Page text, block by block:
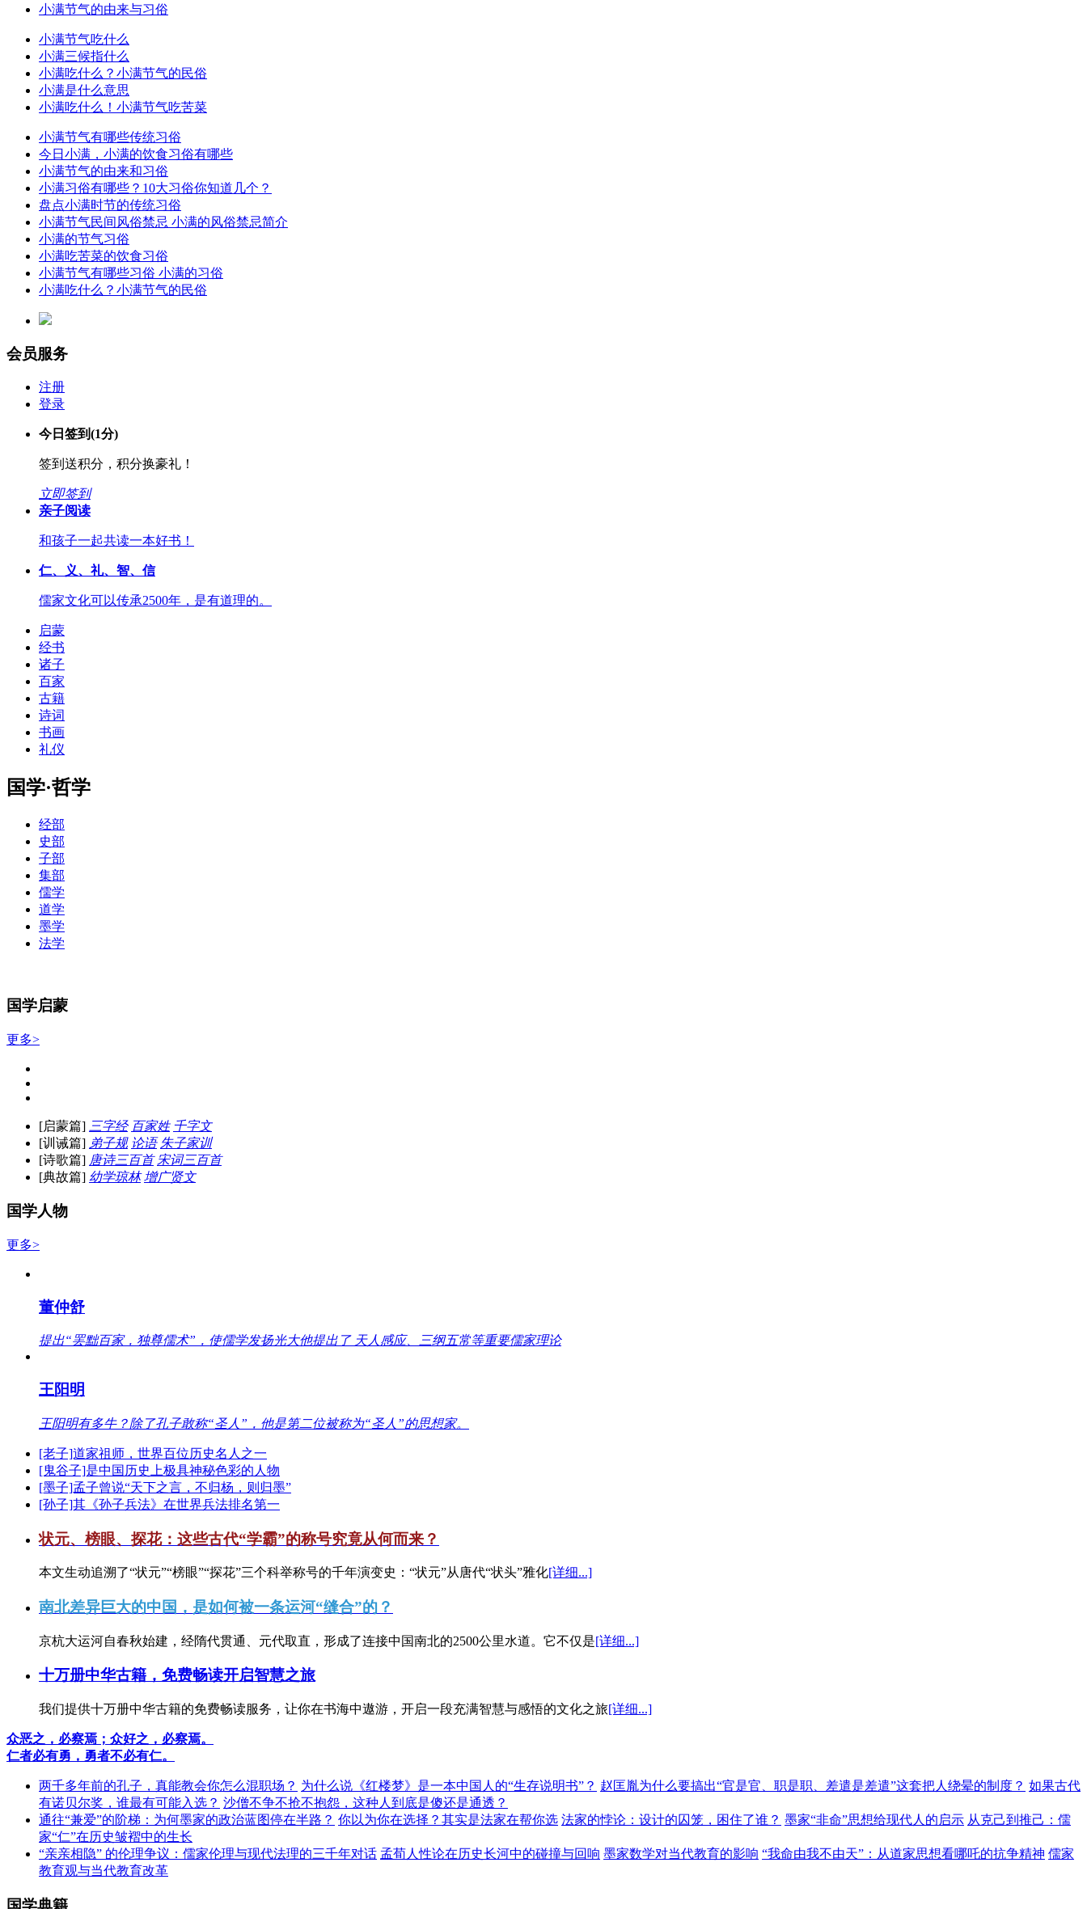
小满节气的由来与习俗
小满节气吃什么
小满三候指什么
小满吃什么？小满节气的民俗
小满是什么意思
小满吃什么！小满节气吃苦菜
小满节气有哪些传统习俗
今日小满，小满的饮食习俗有哪些
小满节气的由来和习俗
小满习俗有哪些？10大习俗你知道几个？
盘点小满时节的传统习俗
小满节气民间风俗禁忌 小满的风俗禁忌简介
小满的节气习俗
小满吃苦菜的饮食习俗
小满节气有哪些习俗 小满的习俗
小满吃什么？小满节气的民俗
会员服务
注册
登录
今日签到(1分)
签到送积分，积分换豪礼！
立即签到
亲子阅读
和孩子一起共读一本好书！
仁、义、礼、智、信
儒家文化可以传承2500年，是有道理的。
启蒙
经书
诸子
百家
古籍
诗词
书画
礼仪
国学·哲学
经部
史部
子部
集部
儒学
道学
墨学
法学
国学启蒙
更多>
[启蒙篇] 三字经 百家姓 千字文
[训诫篇] 弟子规 论语 朱子家训
[诗歌篇] 唐诗三百首 宋词三百首
[典故篇] 幼学琼林 增广贤文
国学人物
更多>
董仲舒
提出“罢黜百家，独尊儒术”，使儒学发扬光大他提出了 天人感应、三纲五常等重要儒家理论
王阳明
王阳明有多牛？除了孔子敢称“圣人”，他是第二位被称为“圣人”的思想家。
[老子]道家祖师，世界百位历史名人之一
[鬼谷子]是中国历史上极具神秘色彩的人物
[墨子]孟子曾说“天下之言，不归杨，则归墨”
[孙子]其《孙子兵法》在世界兵法排名第一
状元、榜眼、探花：这些古代“学霸”的称号究竟从何而来？
本文生动追溯了“状元”“榜眼”“探花”三个科举称号的千年演变史：“状元”从唐代“状头”雅化[详细...]
南北差异巨大的中国，是如何被一条运河“缝合”的？
京杭大运河自春秋始建，经隋代贯通、元代取直，形成了连接中国南北的2500公里水道。它不仅是[详细...]
十万册中华古籍，免费畅读开启智慧之旅
我们提供十万册中华古籍的免费畅读服务，让你在书海中遨游，开启一段充满智慧与感悟的文化之旅[详细...]
众恶之，必察焉；众好之，必察焉。
仁者必有勇，勇者不必有仁。
两千多年前的孔子，真能教会你怎么混职场？ 为什么说《红楼梦》是一本中国人的“生存说明书”？ 赵匡胤为什么要搞出“官是官、职是职、差遣是差遣”这套把人绕晕的制度？ 如果古代
有诺贝尔奖，谁最有可能入选？ 沙僧不争不抢不抱怨，这种人到底是傻还是通透？
通往“兼爱”的阶梯：为何墨家的政治蓝图停在半路？ 你以为你在选择？其实是法家在帮你选 法家的悖论：设计的囚笼，困住了谁？ 墨家“非命”思想给现代人的启示 从克己到推己：儒
家“仁”在历史皱褶中的生长
“亲亲相隐” 的伦理争议：儒家伦理与现代法理的三千年对话 孟荀人性论在历史长河中的碰撞与回响 墨家数学对当代教育的影响 “我命由我不由天”：从道家思想看哪吒的抗争精神 儒家
教育观与当代教育改革
国学典籍